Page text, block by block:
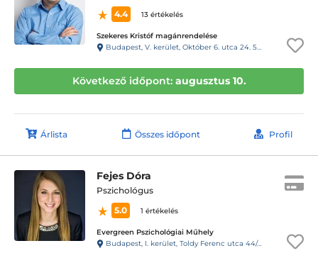
4.4
13 értékelés
Szekeres Kristóf magánrendelése
Budapest, V. kerület, Október 6. utca 24. 54-es kapucsengő
Következő időpont: augusztus 10.
Árlista Összes időpont Profil
Fejes Dóra
Pszichológus
5.0
1 értékelés
Evergreen Pszichológiai Műhely
Budapest, I. kerület, Toldy Ferenc utca 44/a, 6-os kapucsengő